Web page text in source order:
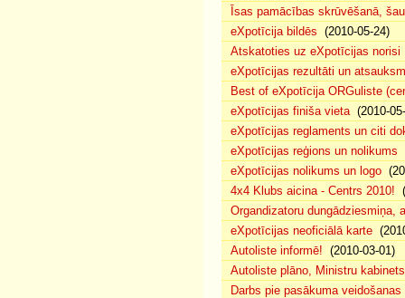
Īsas pamācības skrūvēšanā,
eXpotīcija bildēs (2010-05-24)
Atskatoties uz eXpotīcijas norisi
eXpotīcijas rezultāti un
Best of eXpotīcija ORGuliste
eXpotīcijas finiša vieta(2010-
eXpotīcijas reglaments un citi
eXpotīcijas reģions un nolikums
eXpotīcijas nolikums un logo
4x4 Klubs aicina - Centrs 2010!
Organdizatoru dungādziesmiņa,
eXpotīcijas neoficiālā karte
Autoliste informē! (2010-03-01)
Autoliste plāno, Ministru
Darbs pie pasākuma